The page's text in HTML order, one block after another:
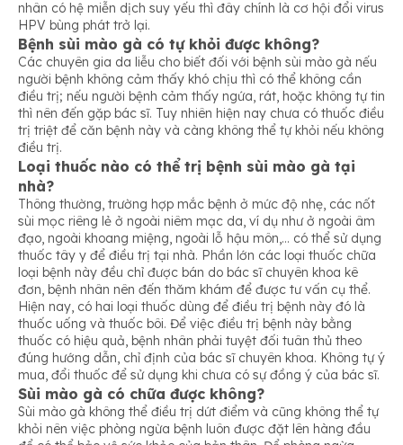
nhân có hệ miễn dịch suy yếu thì đây chính là cơ hội đổi virus
HPV bùng phát trở lại.
Bệnh sùi mào gà có tự khỏi được không?
Các chuyên gia da liễu cho biết đối với bệnh sùi mào gà nếu
người bệnh không cảm thấy khó chịu thì có thể không cần
điều trị; nếu người bệnh cảm thấy ngứa, rát, hoặc không tự tin
thì nên đến gặp bác sĩ. Tuy nhiên hiện nay chưa có thuốc điều
trị triệt để căn bệnh này và càng không thể tự khỏi nếu không
điều trị.
Loại thuốc nào có thể trị bệnh sùi mào gà tại
nhà?
Thông thường, trường hợp mắc bệnh ở mức độ nhẹ, các nốt
sùi mọc riêng lẻ ở ngoài niêm mạc da, ví dụ như ở ngoài âm
đạo, ngoài khoang miệng, ngoài lỗ hậu môn,… có thể sử dụng
thuốc tây y để điều trị tại nhà. Phần lớn các loại thuốc chữa
loại bệnh này đều chỉ được bán do bác sĩ chuyên khoa kê
đơn, bệnh nhân nên đến thăm khám để được tư vấn cụ thể.
Hiện nay, có hai loại thuốc dùng để điều trị bệnh này đó là
thuốc uống và thuốc bôi. Để việc điều trị bệnh này bằng
thuốc có hiệu quả, bệnh nhân phải tuyệt đối tuân thủ theo
đúng hướng dẫn, chỉ định của bác sĩ chuyên khoa. Không tự ý
mua, đổi thuốc để sử dụng khi chưa có sự đồng ý của bác sĩ.
Sùi mào gà có chữa được không?
Sùi mào gà không thể điều trị dứt điểm và cũng không thể tự
khỏi nên việc phòng ngừa bệnh luôn được đặt lên hàng đầu